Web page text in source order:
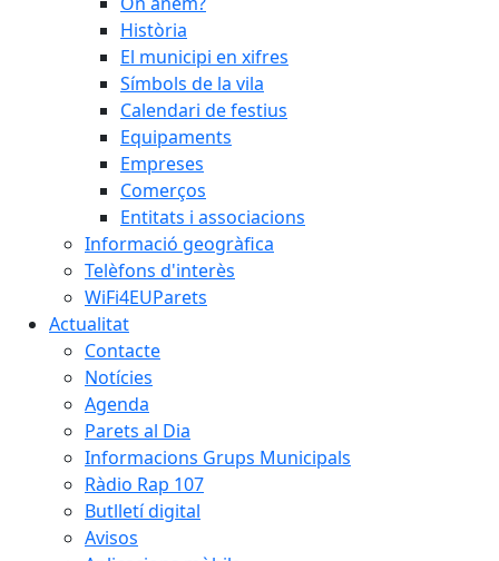
Història
El municipi en xifres
Símbols de la vila
Calendari de festius
Equipaments
Empreses
Comerços
Entitats i associacions
Informació geogràfica
Telèfons d'interès
WiFi4EUParets
Actualitat
Contacte
Notícies
Agenda
Parets al Dia
Informacions Grups Municipals
Ràdio Rap 107
Butlletí digital
Avisos